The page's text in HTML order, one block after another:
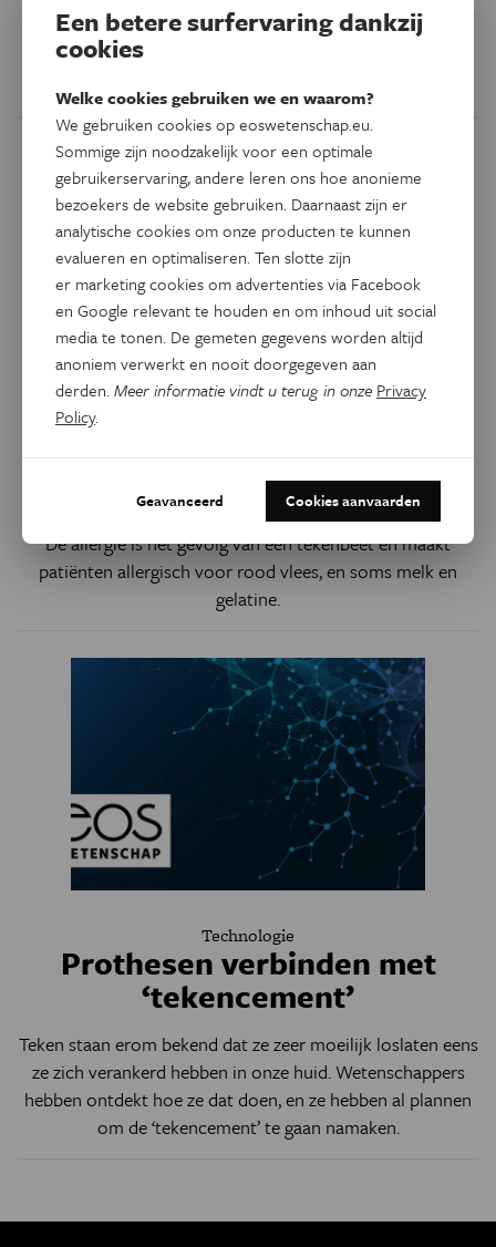
zijn, maar je kunt er ook erg ziek van worden. Waarom bijt
een teek? En wat moet je doen als je gebeten bent?
Door Freeke Homminga
allergisch voor zoogdier
De allergie is het gevolg van een tekenbeet en maakt
patiënten allergisch voor rood vlees, en soms melk en
gelatine.
Technologie
Prothesen verbinden met
‘tekencement’
Teken staan erom bekend dat ze zeer moeilijk loslaten eens
ze zich verankerd hebben in onze huid. Wetenschappers
hebben ontdekt hoe ze dat doen, en ze hebben al plannen
om de ‘tekencement’ te gaan namaken.
Een betere surfervaring dankzij
cookies
Welke cookies gebruiken we en waarom?
We gebruiken cookies op eoswetenschap.eu.
Sommige zijn noodzakelijk voor een optimale
gebruikerservaring, andere leren ons hoe anonieme
bezoekers de website gebruiken. Daarnaast zijn er
analytische cookies om onze producten te kunnen
evalueren en optimaliseren. Ten slotte zijn
er marketing cookies om advertenties via Facebook
en Google relevant te houden en om inhoud uit social
media te tonen. De gemeten gegevens worden altijd
anoniem verwerkt en nooit doorgegeven aan
derden.Meer informatie vindt u terug in onze Privacy
Policy.
Geavanceerd Cookies aanvaarden